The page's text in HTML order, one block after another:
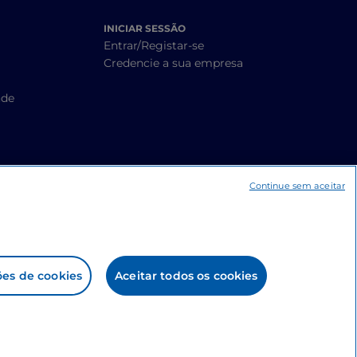
INICIAR SESSÃO
Entrar/Registar-se
Credencie a sua empresa
de cookies Aceitar todos os cookies
Continue sem aceitar